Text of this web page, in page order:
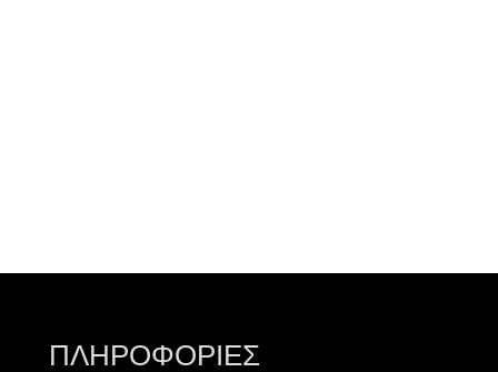
ΠΛΗΡΟΦΟΡΊΕΣ